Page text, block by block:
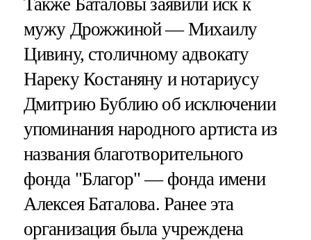
мужу Дрожжиной — Михаилу
Цивину, столичному адвокату
Нареку Костаняну и нотариусу
Дмитрию Бублию об исключении
упоминания народного артиста из
названия благотворительного
фонда "Благор" — фонда имени
Алексея Баталова. Ранее эта
организация была учреждена